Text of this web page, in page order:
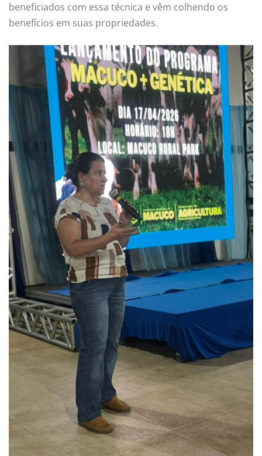
beneficiados com essa técnica e vêm colhendo os
benefícios em suas propriedades.